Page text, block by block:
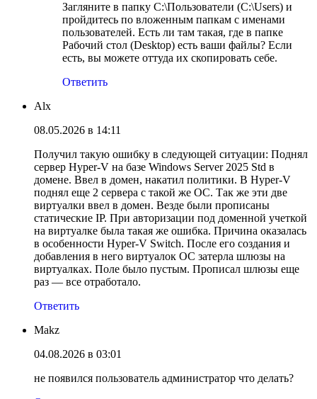
Загляните в папку C:\Пользователи (C:\Users) и
пройдитесь по вложенным папкам с именами
пользователей. Есть ли там такая, где в папке
Рабочий стол (Desktop) есть ваши файлы? Если
есть, вы можете оттуда их скопировать себе.
Ответить
Alx
08.05.2026 в 14:11
Получил такую ошибку в следующей ситуации: Поднял
сервер Hyper-V на базе Windows Server 2025 Std в
домене. Ввел в домен, накатил политики. В Hyper-V
поднял еще 2 сервера с такой же ОС. Так же эти две
виртуалки ввел в домен. Везде были прописаны
статические IP. При авторизации под доменной учеткой
на виртуалке была такая же ошибка. Причина оказалась
в особенности Hyper-V Switch. После его создания и
добавления в него виртуалок ОС затерла шлюзы на
виртуалках. Поле было пустым. Прописал шлюзы еще
раз — все отработало.
Ответить
Makz
04.08.2026 в 03:01
не появился пользователь администратор что делать?